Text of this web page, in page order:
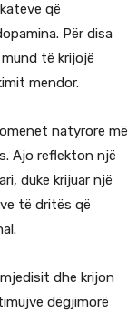
që
Për disa
të krijojë
mendor.
natyrore më
Ajo reflekton një
duke krijuar një
të dritës që
dhe krijon
dëgjimorë